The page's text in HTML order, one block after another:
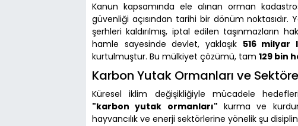
Kanun kapsamında ele alınan orman
güvenliği açısından tarihi bir dönüm
şerhleri kaldırılmış, iptal edilen taşınmazların
hamle sayesinde devlet, yaklaşık 516 milyar
kurtulmuştur. Bu mülkiyet çözümü, tam 129 bin
Karbon Yutak Ormanları ve
Küresel iklim değişikliğiyle mücadele
"karbon yutak ormanları" kurma ve
hayvancılık ve enerji sektörlerine yönelik şu